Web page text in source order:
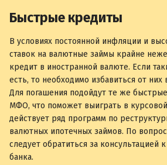
Быстрые кредиты
В условиях постоянной инфляции и
ставок на валютные займы крайне
кредит в иностранной валюте. Если
есть, то необходимо избавиться от
Для погашения подойдут те же
МФО, что поможет выиграть в
действует ряд программ по
валютных ипотечных займов. По
следует обратиться за консультацией
банка.